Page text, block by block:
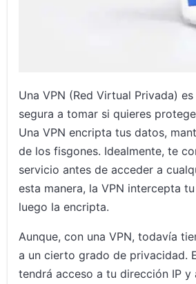
Una VPN (Red Virtual Privada)
segura a tomar si quieres
Una VPN encripta tus datos,
de los fisgones. Idealmente, te
servicio antes de acceder a
esta manera, la VPN intercepta
luego la encripta.
Aunque, con una VPN, todavía
a un cierto grado de privacidad.
tendrá acceso a tu dirección IP y